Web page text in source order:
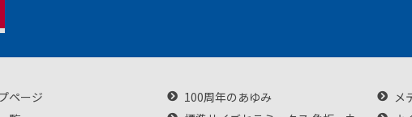
ページ
100周年のあゆみ
メ